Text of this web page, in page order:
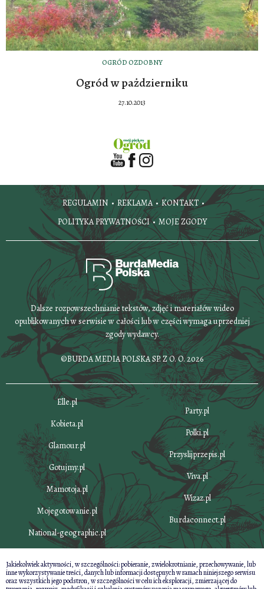
OGRÓD OZDOBNY
Ogród w pażdzierniku
27.10.2013
REGULAMIN REKLAMA
KONTAKT
POLITYKA PRYWATNOŚCI
MOJE ZGODY
Dalsze rozpowszechnianie tekstów, zdjęć i materiałów wideo
opublikowanych w serwisie w całości lub w części wymaga uprzedniej
zgody wydawcy.
©BURDA MEDIA POLSKA SP. Z O. O. 2026
Elle.pl
Kobieta.pl
Glamour.pl
Gotujmy.pl
Mamotoja.pl
Mojegotowanie.pl
National-geographic.pl
Party.pl
Polki.pl
Przyslijprzepis.pl
Viva.pl
Wizaz.pl
Burdaconnect.pl
Jakiekolwiek aktywności, w szczególności: pobieranie, zwielokrotnianie, przechowywanie, lub
inne wykorzystywanie treści, danych lub informacji dostępnych w ramach niniejszego serwisu
oraz wszystkich jego podstron, w szczególności w celu ich eksploracji, zmierzającej do